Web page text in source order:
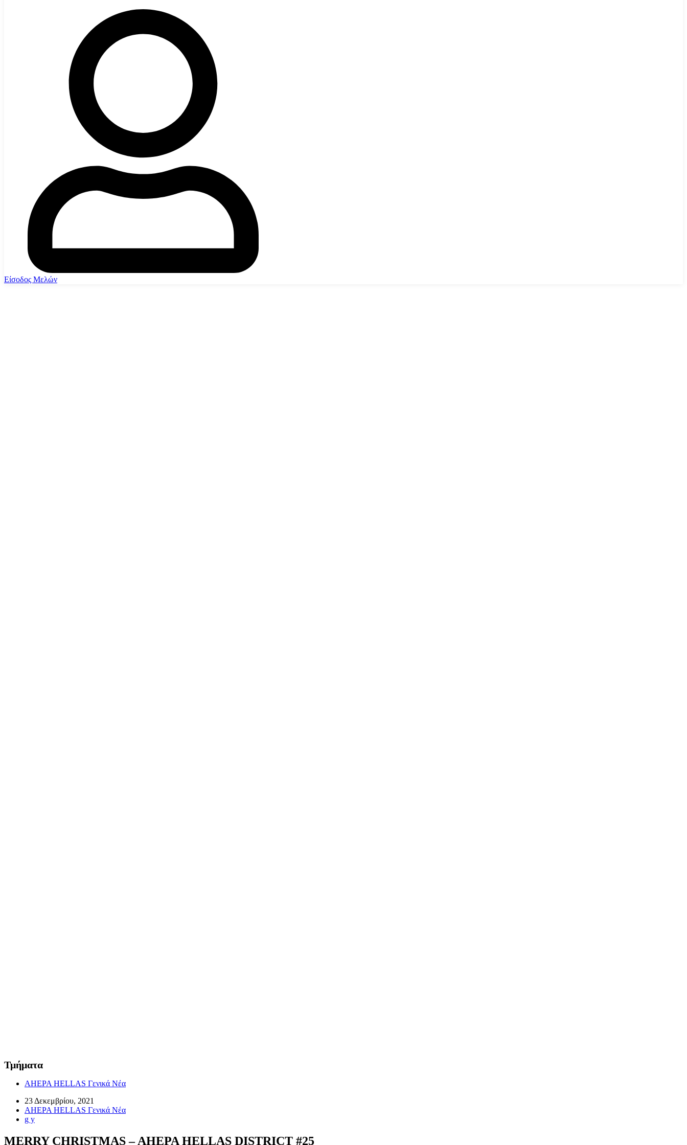
Είσοδος Μελών
Τμήματα
AHEPA HELLAS Γενικά Νέα
23 Δεκεμβρίου, 2021
AHEPA HELLAS Γενικά Νέα
g y
MERRY CHRISTMAS – AHEPA HELLAS DISTRICT #25